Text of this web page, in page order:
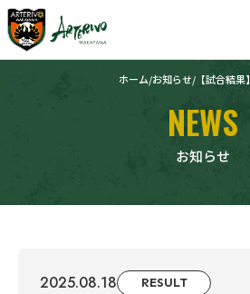
ホーム お知らせ 【試合結
NEWS
お知らせ
2025.08.18 RESULT